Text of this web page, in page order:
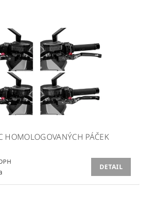
HOMOLOGOVANÝCH PÁČEK
bez DPH
DETAIL